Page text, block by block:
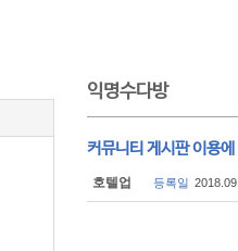
익명수다방
커뮤니티 게시판 이용
호텔업 등록일